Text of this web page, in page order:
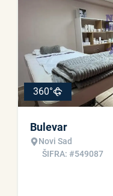
360°
Bulevar
Novi Sad
ŠIFRA: #549087